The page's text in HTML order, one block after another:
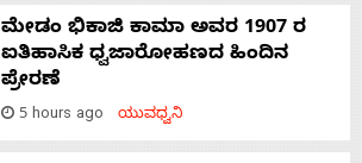
ಮೇಡಂ ಭಿಕಾಜಿ ಕಾಮಾ ಅವರ 1907 ರ
ಐತಿಹಾಸಿಕ ಧ್ವಜಾರೋಹಣದ ಹಿಂದಿನ
ಪ್ರೇರಣೆ
5 hours ago ಯುವಧ್ವನಿ